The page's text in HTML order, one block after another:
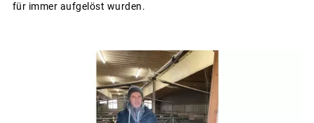
für immer aufgelöst wurden.